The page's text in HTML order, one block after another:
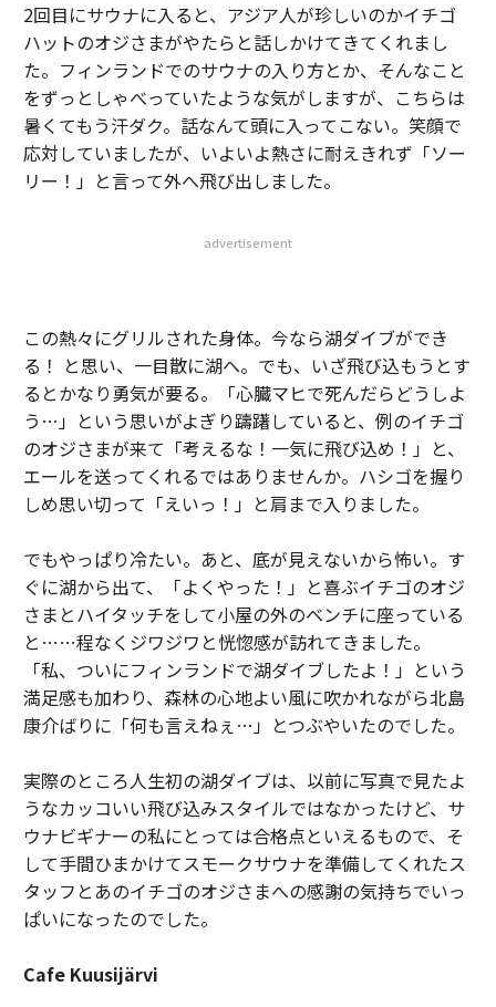
2回目にサウナに入ると、アジア人が珍しいのかイチゴ
ハットのオジさまがやたらと話しかけてきてくれまし
た。フィンランドでのサウナの入り方とか、そんなこと
をずっとしゃべっていたような気がしますが、こちらは
暑くてもう汗ダク。話なんて頭に入ってこない。笑顔で
応対していましたが、いよいよ熱さに耐えきれず「ソー
リー！」と言って外へ飛び出しました。
advertisement
この熱々にグリルされた身体。今なら湖ダイブができ
る！ と思い、一目散に湖へ。でも、いざ飛び込もうとす
るとかなり勇気が要る。「心臓マヒで死んだらどうしよ
う…」という思いがよぎり躊躇していると、例のイチゴ
のオジさまが来て「考えるな！一気に飛び込め！」と、
エールを送ってくれるではありませんか。ハシゴを握り
しめ思い切って「えいっ！」と肩まで入りました。
でもやっぱり冷たい。あと、底が見えないから怖い。す
ぐに湖から出て、「よくやった！」と喜ぶイチゴのオジ
さまとハイタッチをして小屋の外のベンチに座っている
と……程なくジワジワと恍惚感が訪れてきました。
「私、ついにフィンランドで湖ダイブしたよ！」という
満足感も加わり、森林の心地よい風に吹かれながら北島
康介ばりに「何も言えねぇ…」とつぶやいたのでした。
実際のところ人生初の湖ダイブは、以前に写真で見たよ
うなカッコいい飛び込みスタイルではなかったけど、サ
ウナビギナーの私にとっては合格点といえるもので、そ
して手間ひまかけてスモークサウナを準備してくれたス
タッフとあのイチゴのオジさまへの感謝の気持ちでいっ
ぱいになったのでした。
Cafe Kuusijärvi